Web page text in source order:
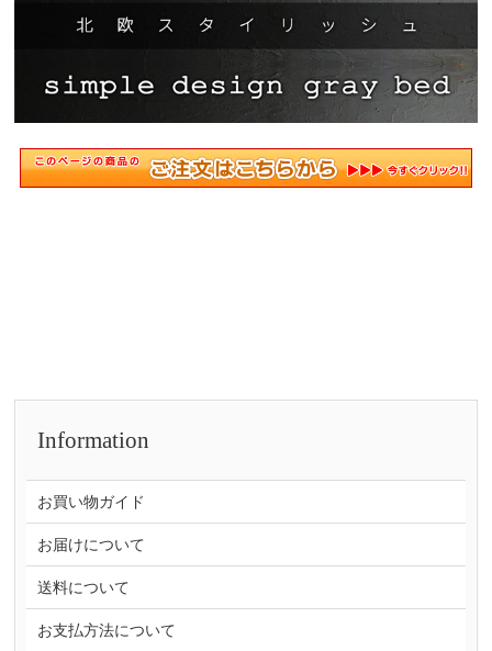
Information
お買い物ガイド
お届けについて
送料について
お支払方法について